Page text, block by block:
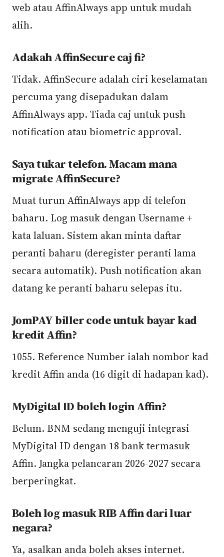
web atau AffinAlways app untuk mudah
alih.
Adakah AffinSecure caj fi?
Tidak. AffinSecure adalah ciri keselamatan
percuma yang disepadukan dalam
AffinAlways app. Tiada caj untuk push
notification atau biometric approval.
Saya tukar telefon. Macam mana
migrate AffinSecure?
Muat turun AffinAlways app di telefon
baharu. Log masuk dengan Username +
kata laluan. Sistem akan minta daftar
peranti baharu (deregister peranti lama
secara automatik). Push notification akan
datang ke peranti baharu selepas itu.
JomPAY biller code untuk bayar kad
kredit Affin?
1055. Reference Number ialah nombor kad
kredit Affin anda (16 digit di hadapan kad).
MyDigital ID boleh login Affin?
Belum. BNM sedang menguji integrasi
MyDigital ID dengan 18 bank termasuk
Affin. Jangka pelancaran 2026-2027 secara
berperingkat.
Boleh log masuk RIB Affin dari luar
negara?
Ya, asalkan anda boleh akses internet.